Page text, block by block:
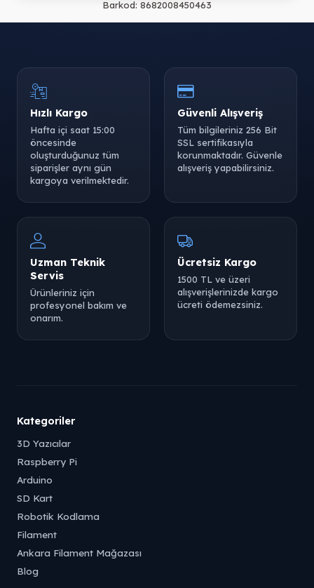
Barkod: 8682008450463
Hızlı Kargo
Hafta içi saat 15:00
öncesinde
oluşturduğunuz tüm
siparişler aynı gün
kargoya verilmektedir.
Güvenli Alışveriş
Tüm bilgileriniz 256 Bit
SSL sertifikasıyla
korunmaktadır. Güvenle
alışveriş yapabilirsiniz.
Uzman Teknik
Servis
Ürünleriniz için
profesyonel bakım ve
onarım.
Ücretsiz Kargo
1500 TL ve üzeri
alışverişlerinizde kargo
ücreti ödemezsiniz.
Kategoriler
3D Yazıcılar
Raspberry Pi
Arduino
SD Kart
Robotik Kodlama
Filament
Ankara Filament Mağazası
Blog